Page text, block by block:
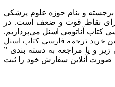
برجسته و بنام حوزه علوم پزشکی
نقاط قوت و ضعف است. در
کتاب آناتومی اسنل می‌پردازیم.
خرید ترجمه فارسی کتاب اسنل
زیر و یا مراجعه به دسته بندی ”
صورت آنلاین سفارش خود را ثبت